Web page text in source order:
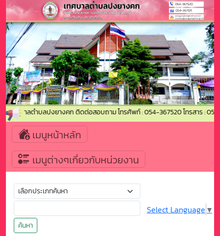
เทศบาลตำบลปงยางคก ติดต่อสอบถาม โทรศัพท์ : 054-367520 โทรสาร : 054-
เมนูหน้าหลัก
เมนูต่างๆเกี่ยวกับหน่วยงาน
ค้นหา
Select Language ▼